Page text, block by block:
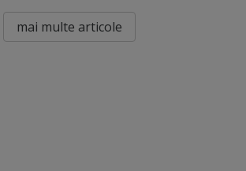
mai multe articole